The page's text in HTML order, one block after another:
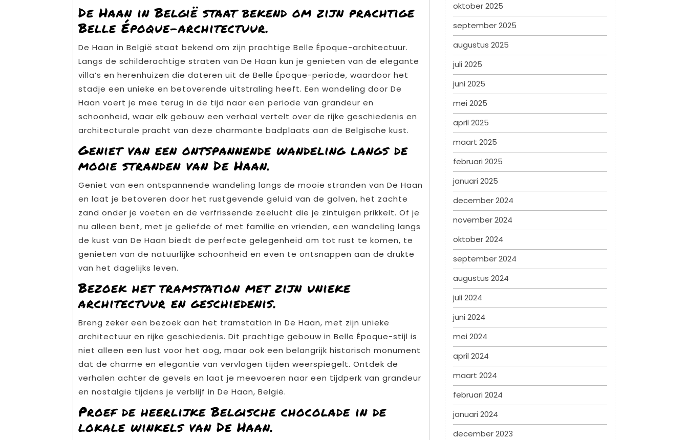
De Haan in België staat bekend om zijn prachtige
Belle Époque-architectuur.
De Haan in België staat bekend om zijn prachtige Belle Époque-architectuur.
Langs de schilderachtige straten van De Haan kun je genieten van de elegante
villa’s en herenhuizen die dateren uit de Belle Époque-periode, waardoor het
stadje een unieke en betoverende uitstraling heeft. Een wandeling door De
Haan voert je mee terug in de tijd naar een periode van grandeur en
schoonheid, waar elk gebouw een verhaal vertelt over de rijke geschiedenis en
architecturale pracht van deze charmante badplaats aan de Belgische kust.
Geniet van een ontspannende wandeling langs de
mooie stranden van De Haan.
Geniet van een ontspannende wandeling langs de mooie stranden van De Haan
en laat je betoveren door het rustgevende geluid van de golven, het zachte
zand onder je voeten en de verfrissende zeelucht die je zintuigen prikkelt. Of je
nu alleen bent, met je geliefde of met familie en vrienden, een wandeling langs
de kust van De Haan biedt de perfecte gelegenheid om tot rust te komen, te
genieten van de natuurlijke schoonheid en even te ontsnappen aan de drukte
van het dagelijks leven.
Bezoek het tramstation met zijn unieke
architectuur en geschiedenis.
Breng zeker een bezoek aan het tramstation in De Haan, met zijn unieke
architectuur en rijke geschiedenis. Dit prachtige gebouw in Belle Époque-stijl is
niet alleen een lust voor het oog, maar ook een belangrijk historisch monument
dat de charme en elegantie van vervlogen tijden weerspiegelt. Ontdek de
verhalen achter de gevels en laat je meevoeren naar een tijdperk van grandeur
en nostalgie tijdens je verblijf in De Haan, België.
Proef de heerlijke Belgische chocolade in de
lokale winkels van De Haan.
oktober 2025
september 2025
augustus 2025
juli 2025
juni 2025
mei 2025
april 2025
maart 2025
februari 2025
januari 2025
december 2024
november 2024
oktober 2024
september 2024
augustus 2024
juli 2024
juni 2024
mei 2024
april 2024
maart 2024
februari 2024
januari 2024
december 2023